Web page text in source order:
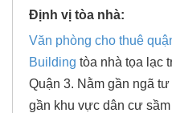
Định vị tòa nhà:
Văn phòng cho thuê
Building tòa nhà tọa lạc
Quận 3. Nằm gần ngã
gần khu vực dân cư